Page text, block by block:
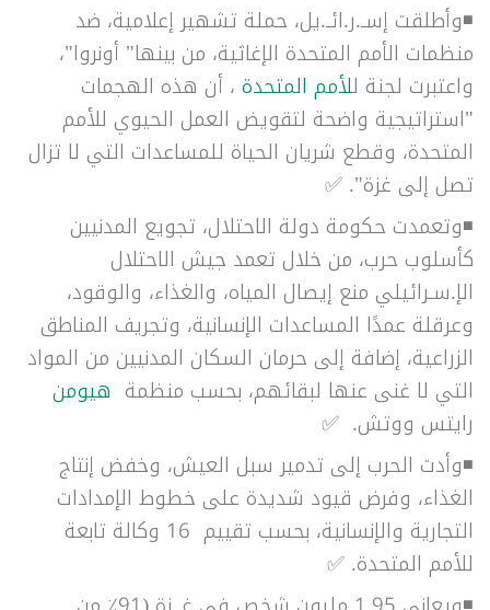
◾وأطلقت إسـ.ر.ائـ.يل، حملة تشهير إعلامية، ضد
منظمات الأمم المتحدة الإغاثية، من بينها" أونروا"،
واعتبرت لجنة للأمم المتحدة ، أن هذه الهجمات
"استراتيجية واضحة لتقويض العمل الحيوي للأمم
المتحدة، وقطع شريان الحياة للمساعدات التي لا تزال
تصل إلى غزة". ✅
◾وتعمدت حكومة دولة الاحتلال، تجويع المدنيين
كأسلوب حرب، من خلال تعمد جيش الاحتلال
الإ.سـرائيلي منع إيصال المياه، والغذاء، والوقود،
وعرقلة عمدًا المساعدات الإنسانية، وتجريف المناطق
الزراعية، إضافة إلى حرمان السكان المدنيين من المواد
التي لا غنى عنها لبقائهم، بحسب منظمة هيومن
رايتس ووتش. ✅
◾وأدت الحرب إلى تدمير سبل العيش، وخفض إنتاج
الغذاء، وفرض قيود شديدة على خطوط الإمدادات
التجارية والإنسانية، بحسب
تقييم 16 وكالة تابعة
للأمم المتحدة. ✅